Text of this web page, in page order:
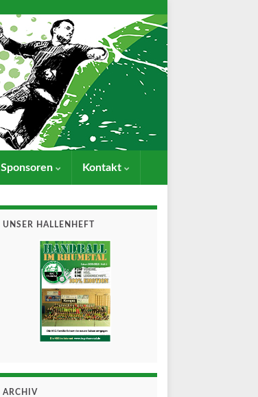
Sponsoren Kontakt
UNSER HALLENHEFT
ARCHIV